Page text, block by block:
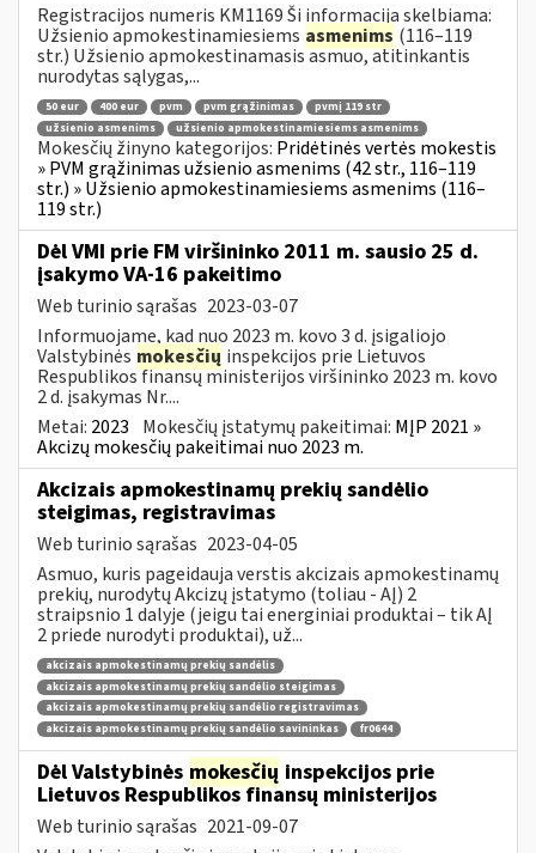
Registracijos numeris KM1169 Ši informacija skelbiama:
Užsienio apmokestinamiesiems asmenims (116–119
str.) Užsienio apmokestinamasis asmuo, atitinkantis
nurodytas sąlygas,...
50 eur 400 eur pvm pvm grąžinimas
pvmį 119 str
užsienio asmenims
užsienio apmokestinamiesiems asmenims
Mokesčių žinyno kategorijos: Pridėtinės vertės mokestis
» PVM grąžinimas užsienio asmenims (42 str., 116–119
str.) » Užsienio apmokestinamiesiems asmenims (116–
119 str.)
Dėl VMI prie FM viršininko 2011 m. sausio 25 d.
įsakymo VA-16 pakeitimo
Web turinio sąrašas 2023-03-07
Informuojame, kad nuo 2023 m. kovo 3 d. įsigaliojo
Valstybinės mokesčių inspekcijos prie Lietuvos
Respublikos finansų ministerijos viršininko 2023 m. kovo
2 d. įsakymas Nr....
Metai: 2023 Mokesčių įstatymų pakeitimai: MĮP 2021 »
Akcizų mokesčių pakeitimai nuo 2023 m.
Akcizais apmokestinamų prekių sandėlio
steigimas, registravimas
Web turinio sąrašas 2023-04-05
Asmuo, kuris pageidauja verstis akcizais apmokestinamų
prekių, nurodytų Akcizų įstatymo (toliau - AĮ) 2
straipsnio 1 dalyje (jeigu tai energiniai produktai – tik AĮ
2 priede nurodyti produktai), už...
akcizais apmokestinamų prekių sandėlis
akcizais apmokestinamų prekių sandėlio steigimas
akcizais apmokestinamų prekių sandėlio registravimas
akcizais apmokestinamų prekių sandėlio savininkas
fr0644
Dėl Valstybinės mokesčių inspekcijos prie
Lietuvos Respublikos finansų ministerijos
Web turinio sąrašas 2021-09-07